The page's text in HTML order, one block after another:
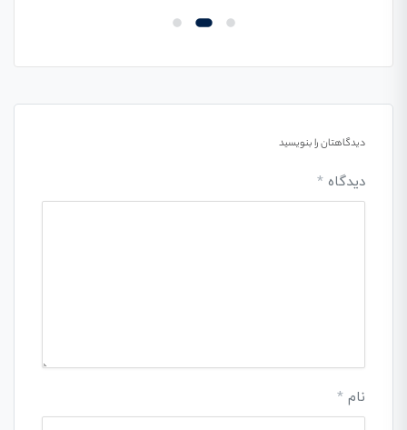
دیدگاهتان را بنویسید
دیدگاه *
نام *